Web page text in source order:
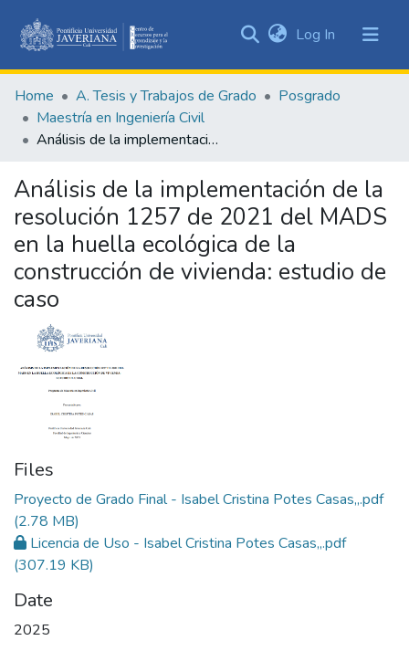
&
Collections
All of DSpace
Statistics
Log In (current)
Home A. Tesis y Trabajos de Grado
Posgrado
Maestría en Ingeniería Civil
Análisis de la implementación de la resolución 1257 de 2021 del MADS en la huella ecológica de la construcción de vivienda: estudio de caso
Análisis de la implementación de la
resolución 1257 de 2021 del MADS
en la huella ecológica de la
construcción de vivienda: estudio de
caso
Files
Proyecto de Grado Final - Isabel Cristina Potes Casas,,.pdf
(2.78 MB)
Licencia de Uso - Isabel Cristina Potes Casas,,.pdf
(307.19 KB)
Date
2025